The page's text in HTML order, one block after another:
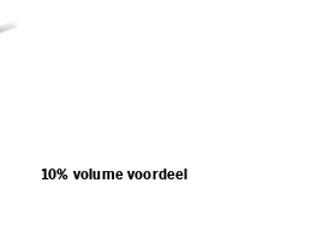
10% volume voordeel